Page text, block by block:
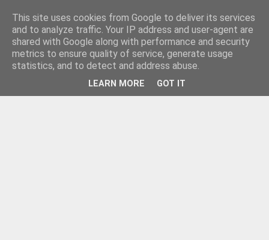
This site uses cookies from Google to deliver its services
and to analyze traffic. Your IP address and user-agent are
shared with Google along with performance and security
metrics to ensure quality of service, generate usage
statistics, and to detect and address abuse.
LEARN MORE GOT IT